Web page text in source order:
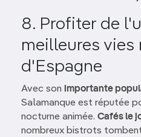
8. Profiter de
meilleures vies
d'Espagne
Avec son importante
Salamanque est réputée
nocturne animée. Cafés le
nombreux bistrots